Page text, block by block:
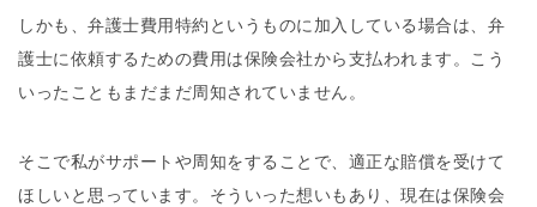
しかも、弁護士費用特約というものに加入している場合は、弁
護士に依頼するための費用は保険会社から支払われます。こう
いったこともまだまだ周知されていません。
そこで私がサポートや周知をすることで、適正な賠償を受けて
ほしいと思っています。そういった想いもあり、現在は保険会